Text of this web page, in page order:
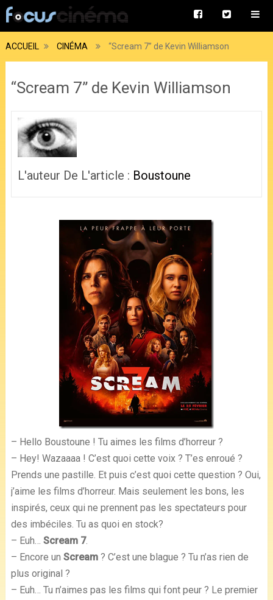
ACCUEIL CINÉMA “Scream 7” de Kevin Williamson
“Scream 7” de Kevin Williamson
L'auteur De L'article : Boustoune
– Hello Boustoune ! Tu aimes les films d’horreur ?
– Hey! Wazaaaa ! C’est quoi cette voix ? T’es enroué ?
Prends une pastille. Et puis c’est quoi cette question ? Oui,
j’aime les films d’horreur. Mais seulement les bons, les
inspirés, ceux qui ne prennent pas les spectateurs pour
des imbéciles. Tu as quoi en stock?
– Euh… Scream 7.
– Encore un Scream? C’est une blague ? Tu n’as rien de
plus original ?
– Euh… Tu n’aimes pas les films qui font peur ? Le premier